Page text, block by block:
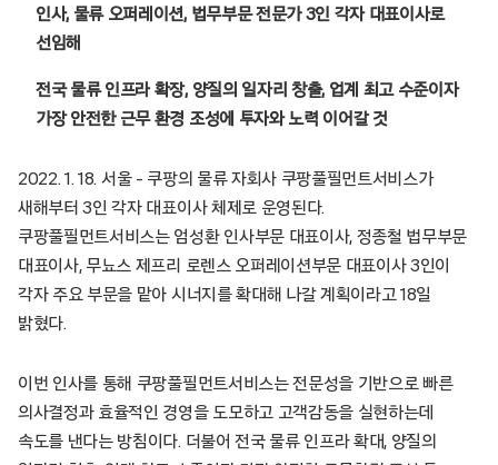
인사, 물류 오퍼레이션, 법무부문 전문가 3인 각자 대표이사로
선임해
전국 물류 인프라 확장, 양질의 일자리 창출, 업계 최고 수준이자
가장 안전한 근무 환경 조성에 투자와 노력 이어갈 것
2022. 1. 18. 서울 – 쿠팡의 물류 자회사 쿠팡풀필먼트서비스가
새해부터 3인 각자 대표이사 체제로 운영된다.
쿠팡풀필먼트서비스는 엄성환 인사부문 대표이사, 정종철 법무부문
대표이사, 무뇨스 제프리 로렌스 오퍼레이션부문 대표이사 3인이
각자 주요 부문을 맡아 시너지를 확대해 나갈 계획이라고 18일
밝혔다.
이번 인사를 통해 쿠팡풀필먼트서비스는 전문성을 기반으로 빠른
의사결정과 효율적인 경영을 도모하고 고객감동을 실현하는데
속도를 낸다는 방침이다. 더불어 전국 물류 인프라 확대, 양질의